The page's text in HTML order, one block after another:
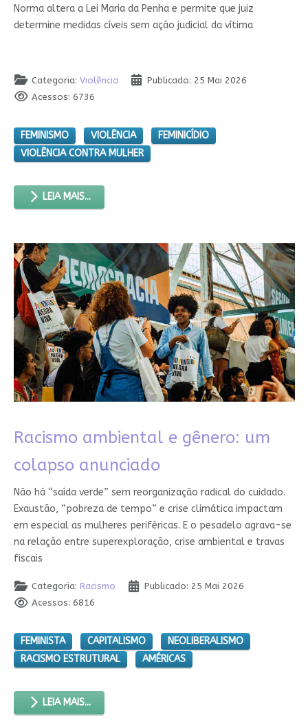
Norma altera a Lei Maria da Penha e permite que juiz
determine medidas cíveis sem ação judicial da vítima
Categoria: Violência
Publicado: 25 Mai 2026
Acessos: 6736
FEMINISMO VIOLÊNCIA
FEMINICÍDIO
VIOLÊNCIA CONTRA MULHER
LEIA MAIS...
Racismo ambiental e gênero: um
colapso anunciado
Não há “saída verde” sem reorganização radical do cuidado.
Exaustão, “pobreza de tempo” e crise climática impactam
em especial as mulheres periféricas. E o pesadelo agrava-se
na relação entre superexploração, crise ambiental e travas
fiscais
Categoria: Racismo
Publicado: 25 Mai 2026
Acessos: 6816
FEMINISTA CAPITALISMO
NEOLIBERALISMO
RACISMO ESTRUTURAL
AMÉRICAS
LEIA MAIS...